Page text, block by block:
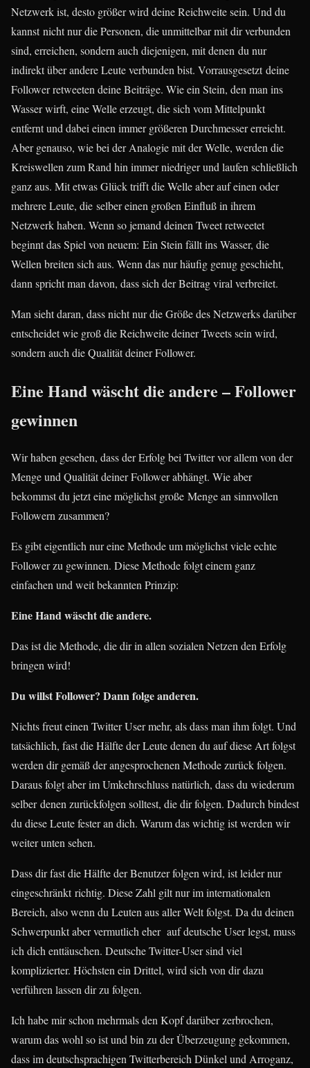
Netzwerk ist, desto größer wird deine Reichweite sein. Und du
kannst nicht nur die Personen, die unmittelbar mit dir verbunden
sind, erreichen, sondern auch diejenigen, mit denen du nur
indirekt über andere Leute verbunden bist. Vorrausgesetzt deine
Follower retweeten deine Beiträge. Wie ein Stein, den man ins
Wasser wirft, eine Welle erzeugt, die sich vom Mittelpunkt
entfernt und dabei einen immer größeren Durchmesser erreicht.
Aber genauso, wie bei der Analogie mit der Welle, werden die
Kreiswellen zum Rand hin immer niedriger und laufen schließlich
ganz aus. Mit etwas Glück trifft die Welle aber auf einen oder
mehrere Leute, die selber einen großen Einfluß in ihrem
Netzwerk haben. Wenn so jemand deinen Tweet retweetet
beginnt das Spiel von neuem: Ein Stein fällt ins Wasser, die
Wellen breiten sich aus. Wenn das nur häufig genug geschieht,
dann spricht man davon, dass sich der Beitrag viral verbreitet.
Man sieht daran, dass nicht nur die Größe des Netzwerks darüber
entscheidet wie groß die Reichweite deiner Tweets sein wird,
sondern auch die Qualität deiner Follower.
Eine Hand wäscht die andere – Follower
gewinnen
Wir haben gesehen, dass der Erfolg bei Twitter vor allem von der
Menge und Qualität deiner Follower abhängt. Wie aber
bekommst du jetzt eine möglichst große Menge an sinnvollen
Followern zusammen?
Es gibt eigentlich nur eine Methode um möglichst viele echte
Follower zu gewinnen. Diese Methode folgt einem ganz
einfachen und weit bekannten Prinzip:
Eine Hand wäscht die andere.
Das ist die Methode, die dir in allen sozialen Netzen den Erfolg
bringen wird!
Du willst Follower? Dann folge anderen.
Nichts freut einen Twitter User mehr, als dass man ihm folgt. Und
tatsächlich, fast die Hälfte der Leute denen du auf diese Art folgst
werden dir gemäß der angesprochenen Methode zurück folgen.
Daraus folgt aber im Umkehrschluss natürlich, dass du wiederum
selber denen zurückfolgen solltest, die dir folgen. Dadurch bindest
du diese Leute fester an dich. Warum das wichtig ist werden wir
weiter unten sehen.
Dass dir fast die Hälfte der Benutzer folgen wird, ist leider nur
eingeschränkt richtig. Diese Zahl gilt nur im internationalen
Bereich, also wenn du Leuten aus aller Welt folgst. Da du deinen
Schwerpunkt aber vermutlich eher auf deutsche User legst, muss
ich dich enttäuschen. Deutsche Twitter-User sind viel
komplizierter. Höchsten ein Drittel, wird sich von dir dazu
verführen lassen dir zu folgen.
Ich habe mir schon mehrmals den Kopf darüber zerbrochen,
warum das wohl so ist und bin zu der Überzeugung gekommen,
dass im deutschsprachigen Twitterbereich Dünkel und Arroganz,